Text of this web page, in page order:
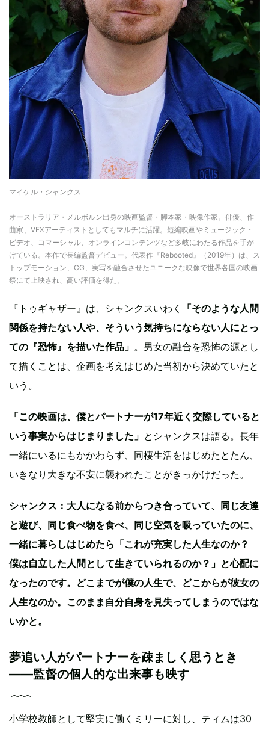
マイケル・シャンクス
オーストラリア・メルボルン出身の映画監督・脚本家・映像作家。俳優、作
曲家、VFXアーティストとしてもマルチに活躍。短編映画やミュージック・
ビデオ、コマーシャル、オンラインコンテンツなど多岐にわたる作品を手が
けている。本作で長編監督デビュー。代表作『Rebooted』（2019年）は、ス
トップモーション、CG、実写を融合させたユニークな映像で世界各国の映画
祭にて上映され、高い評価を得た。
『トゥギャザー』は、シャンクスいわく
「そのような人間
関係を持たない人や、そういう気持ちにならない人にとっ
ての『恐怖』を描いた作品」 。男女の融合を恐怖の源とし
て描くことは、企画を考えはじめた当初から決めていたと
いう。
「この映画は、僕とパートナーが17年近く交際していると
いう事実からはじまりました」 とシャンクスは語る。長年
一緒にいるにもかかわらず、同棲生活をはじめたとたん、
いきなり大きな不安に襲われたことがきっかけだった。
シャンクス：大人になる前からつき合っていて、同じ友達
と遊び、同じ食べ物を食べ、同じ空気を吸っていたのに、
一緒に暮らしはじめたら「これが充実した人生なのか？
僕は自立した人間として生きていられるのか？」と心配に
なったのです。どこまでが僕の人生で、どこからが彼女の
人生なのか。このまま自分自身を見失ってしまうのではな
いかと。
夢追い人がパートナーを疎ましく思うとき
——監督の個人的な出来事も映す
小学校教師として堅実に働くミリーに対し、ティムは30